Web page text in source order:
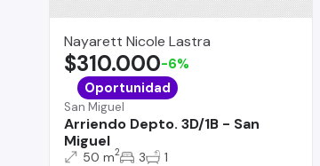
Nayarett Nicole Lastra
San Miguel
Arriendo Depto. 3D/1B - San
Miguel
$310.000-6%
Oportunidad
50 m2 3 1